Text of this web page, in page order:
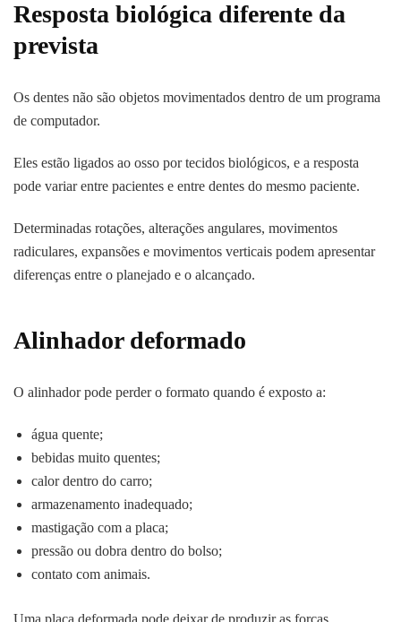
Resposta biológica diferente da
prevista
Os dentes não são objetos movimentados dentro de um programa
de computador.
Eles estão ligados ao osso por tecidos biológicos, e a resposta
pode variar entre pacientes e entre dentes do mesmo paciente.
Determinadas rotações, alterações angulares, movimentos
radiculares, expansões e movimentos verticais podem apresentar
diferenças entre o planejado e o alcançado.
Alinhador deformado
O alinhador pode perder o formato quando é exposto a:
água quente;
bebidas muito quentes;
calor dentro do carro;
armazenamento inadequado;
mastigação com a placa;
pressão ou dobra dentro do bolso;
contato com animais.